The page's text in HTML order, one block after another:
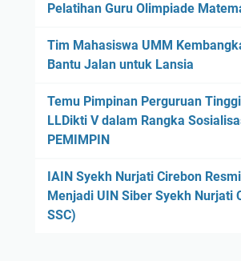
Pelatihan Guru Olimpiade
Tim Mahasiswa UMM
Bantu Jalan untuk Lansia
Temu Pimpinan Perguruan
LLDikti V dalam Rangka
PEMIMPIN
IAIN Syekh Nurjati Cirebon
Menjadi UIN Siber Syekh Nurjati
SSC)